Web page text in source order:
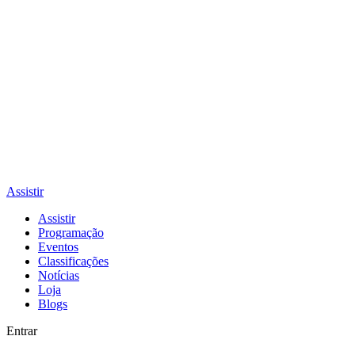
Assistir
Assistir
Programação
Eventos
Classificações
Notícias
Loja
Blogs
Entrar